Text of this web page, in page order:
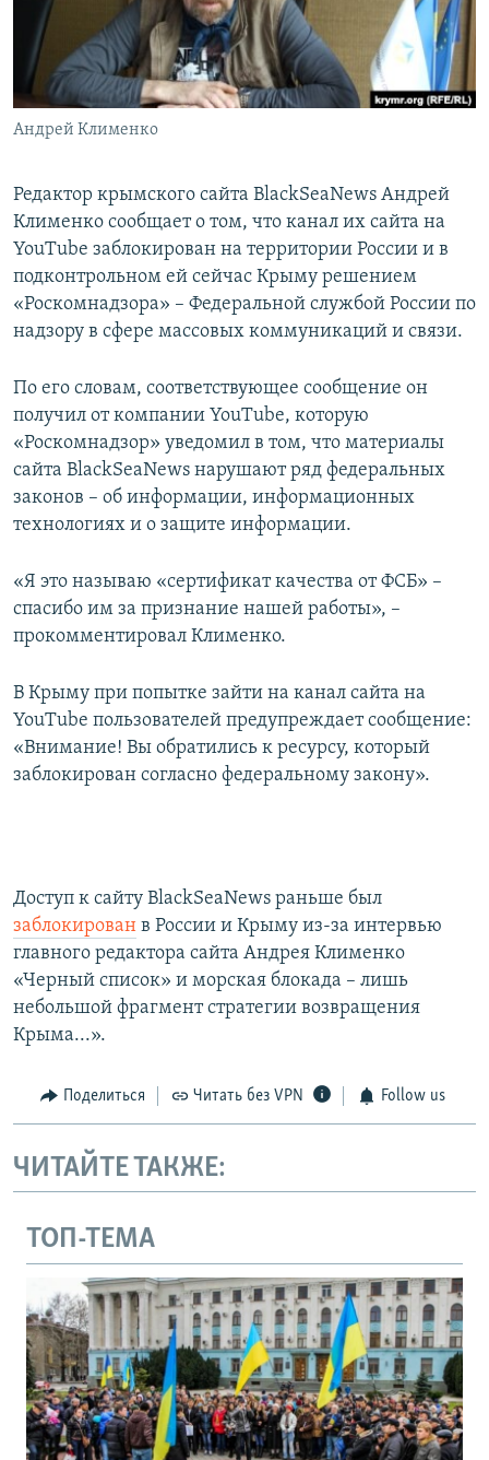
ПОБЕДИТЕЛЕЙ НЕ СУДЯТ?
КРЫМ.НЕПОКОРЕННЫЙ
ELIFBE
УКРАИНСКАЯ ПРОБЛЕМА КРЫМА
ПРИСОЕДИНЯЙТЕСЬ!
Андрей Клименко
Редактор крымского сайта BlackSeaNews Андрей
Клименко сообщает о том, что канал их сайта на
YouTube заблокирован на территории России и в
подконтрольном ей сейчас Крыму решением
«Роскомнадзора» – Федеральной службой России по
надзору в сфере массовых коммуникаций и связи.
По его словам, соответствующее сообщение он
получил от компании YouTube, которую
«Роскомнадзор» уведомил в том, что материалы
сайта BlackSeaNews нарушают ряд федеральных
законов – об информации, информационных
технологиях и о защите информации.
«Я это называю «сертификат качества от ФСБ» –
спасибо им за признание нашей работы», –
прокомментировал Клименко.
В Крыму при попытке зайти на канал сайта на
YouTube пользователей предупреждает сообщение:
«Внимание! Вы обратились к ресурсу, который
заблокирован согласно федеральному закону».
Доступ к сайту BlackSeaNews раньше был
заблокирован в России и Крыму из-за интервью
главного редактора сайта Андрея Клименко
«Черный список» и морская блокада – лишь
небольшой фрагмент стратегии возвращения
Крыма...».
Поделиться Читать без VPN Follow us
ЧИТАЙТЕ ТАКЖЕ:
ТОП-ТЕМА